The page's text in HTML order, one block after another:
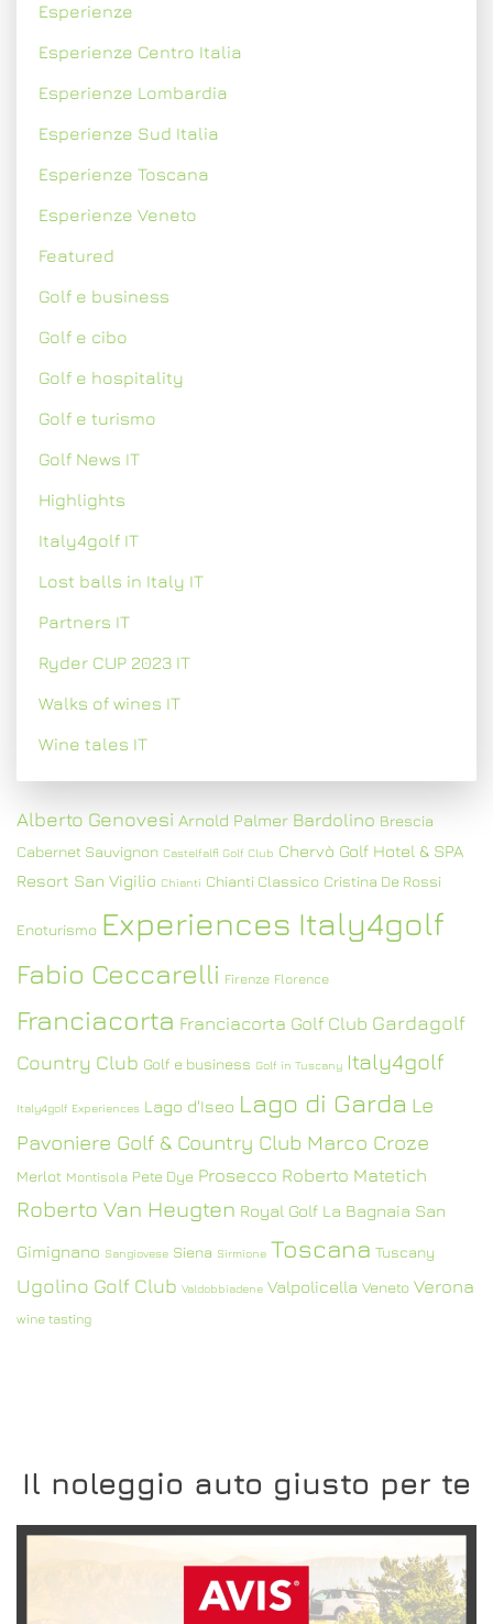
Esperienze
Esperienze Centro Italia
Esperienze Lombardia
Esperienze Sud Italia
Esperienze Toscana
Esperienze Veneto
Featured
Golf e business
Golf e cibo
Golf e hospitality
Golf e turismo
Golf News IT
Highlights
Italy4golf IT
Lost balls in Italy IT
Partners IT
Ryder CUP 2023 IT
Walks of wines IT
Wine tales IT
Alberto Genovesi Arnold Palmer Bardolino Brescia
Cabernet Sauvignon Castelfalfi Golf Club Chervò Golf Hotel & SPA
Resort San Vigilio Chianti Chianti Classico Cristina De Rossi
Enoturismo Experiences Italy4golf
Fabio Ceccarelli Firenze Florence
Franciacorta Franciacorta Golf Club Gardagolf
Country Club Golf e business Golf in Tuscany Italy4golf
Italy4golf Experiences Lago d'Iseo Lago di Garda Le
Pavoniere Golf & Country Club Marco Croze
Merlot Montisola Pete Dye Prosecco Roberto Matetich
Roberto Van Heugten Royal Golf La Bagnaia San
Gimignano Sangiovese Siena Sirmione Toscana Tuscany
Ugolino Golf Club Valdobbiadene Valpolicella Veneto Verona
wine tasting
Il noleggio auto giusto per te